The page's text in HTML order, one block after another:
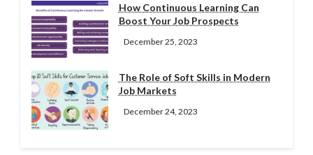
How Continuous Learning Can
Boost Your Job Prospects
December 25, 2023
The Role of Soft Skills in Modern
Job Markets
December 24, 2023